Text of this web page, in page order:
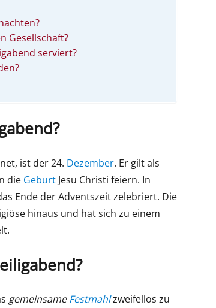
Gesellschaft?
serviert?
ist der 24. Dezember. Er gilt als
die Geburt Jesu Christi feiern. In
Ende der Adventszeit zelebriert. Die
hinaus und hat sich zu einem
gemeinsameFestmahlzweifellos zu